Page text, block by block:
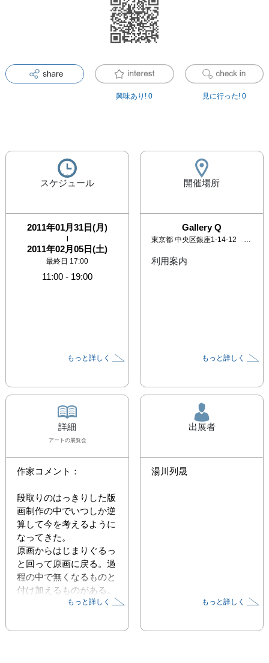
興味あり! 0 見に行った! 0
スケジュール
2011年01月31日(月)
|
2011年02月05日(土)
最終日 17:00
11:00 - 19:00
もっと詳しく
開催場所
Gallery Q
東京都 中央区銀座1-14-12 楠本第17ビル3F
利用案内
もっと詳しく
詳細
アート の展覧会
作家コメント：
段取りのはっきりした版
画制作の中でいつしか逆
算して今を考えるように
なってきた。
原画からはじまりぐるっ
と回って原画に戻る。過
程の中で無くなるものと
付け加えるものがある。
無くすことも付け加える
すのだろう。なぜ付け加
もっと詳しく
出展者
湯川列晟
もっと詳しく